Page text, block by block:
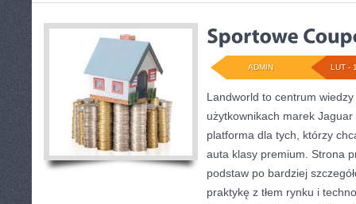
LUT -
ADMIN
Landworld to centrum
użytkownikach marek
platforma dla tych, którzy
auta klasy premium. Strona
podstaw po bardziej
praktykę z tłem rynku i